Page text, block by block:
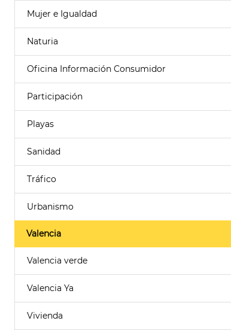
Mujer e Igualdad
Naturia
Oficina Información Consumidor
Participación
Playas
Sanidad
Tráfico
Urbanismo
Valencia
Valencia verde
Valencia Ya
Vivienda